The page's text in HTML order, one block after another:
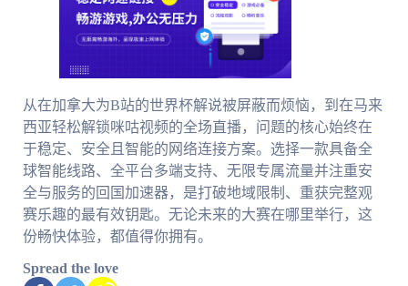
从在加拿大为B站的世界杯解说被屏蔽而烦恼，到在马来
西亚轻松解锁咪咕视频的全场直播，问题的核心始终在
于稳定、安全且智能的网络连接方案。选择一款具备全
球智能线路、全平台多端支持、无限专属流量并注重安
全与服务的回国加速器，是打破地域限制、重获完整观
赛乐趣的最有效钥匙。无论未来的大赛在哪里举行，这
份畅快体验，都值得你拥有。
Spread the love